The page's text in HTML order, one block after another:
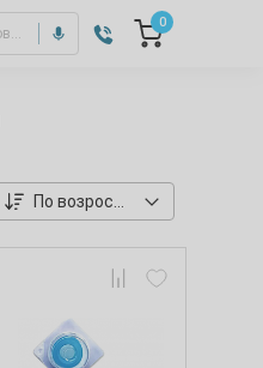
0